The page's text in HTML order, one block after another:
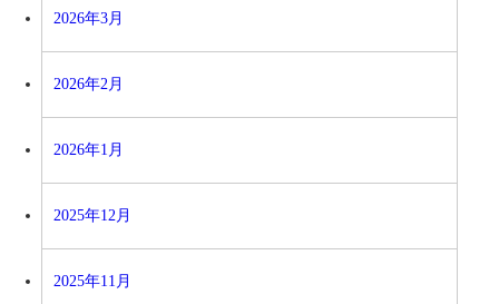
2026年3月
2026年2月
2026年1月
2025年12月
2025年11月